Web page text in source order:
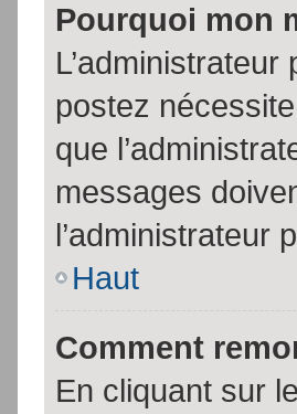
Pourquoi mon
postez
que
messages
l’administrateur
Haut
Comment
En cliquant sur